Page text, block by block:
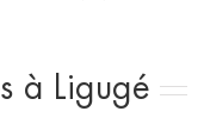
à Ligugé